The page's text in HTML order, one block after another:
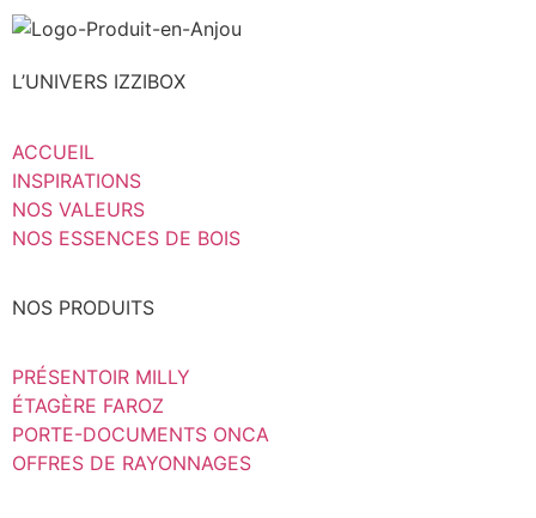
L’UNIVERS IZZIBOX
ACCUEIL
INSPIRATIONS
NOS VALEURS
NOS ESSENCES DE BOIS
NOS PRODUITS
PRÉSENTOIR MILLY
ÉTAGÈRE FAROZ
PORTE-DOCUMENTS ONCA
OFFRES DE RAYONNAGES